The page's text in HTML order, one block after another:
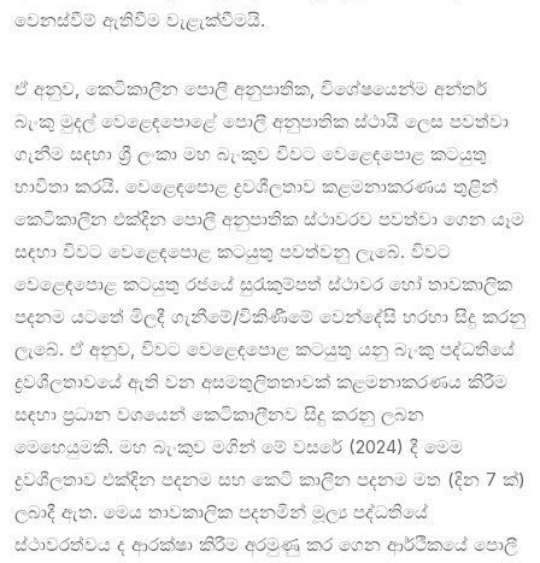
වෙනස්වීම් ඇතිවීම වැළැක්වීමයි.
ඒ අනුව, කෙටිකාලීන පොලී අනුපාතික, විශේෂයෙන්ම අන්තර්
බැංකු මුදල් වෙළෙඳපොළේ පොලී අනුපාතික ස්ථායී ලෙස පවත්වා
ගැනීම සඳහා ශ්‍රී ලංකා මහ බැංකුව විවට වෙළෙඳපොළ කටයුතු
භාවිතා කරයි. වෙළෙඳපොළ ද්‍රවශීලතාව කළමනාකරණය තුළින්
කෙටිකාලීන එක්දින පොලී අනුපාතික ස්ථාවරව පවත්වා ගෙන යෑම
සඳහා විවට වෙළෙඳපොළ කටයුතු පවත්වනු ලැබේ. විවට
වෙළෙඳපොළ කටයුතු රජයේ සුරැකුම්පත් ස්ථාවර හෝ තාවකාලික
පදනම යටතේ මිලදී ගැනීමේ/විකිණීමේ වෙන්දේසි හරහා සිදු කරනු
ලැබේ. ඒ අනුව, විවට වෙළෙඳපොළ කටයුතු යනු බැංකු පද්ධතියේ
ද්‍රවශීලතාවයේ ඇති වන අසමතුලිතතාවක් කළමනාකරණය කිරීම
සඳහා ප්‍රධාන වශයෙන් කෙටිකාලීනව සිදු කරනු ලබන
මෙහෙයුමකි. මහ බැංකුව මගින් මේ වසරේ (2024) දී මෙම
ද්‍රවශීලතාව එක්දින පදනම සහ කෙටි කාලීන පදනම මත (දින 7 ක්)
ලබාදී ඇත. මෙය තාවකාලික පදනමින් මූල්‍ය පද්ධතියේ
ස්ථාවරත්වය ද ආරක්ෂා කිරීම අරමුණු කර ගෙන ආර්ථිකයේ පොලී